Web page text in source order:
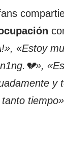
«Estoy
y
tiempo»